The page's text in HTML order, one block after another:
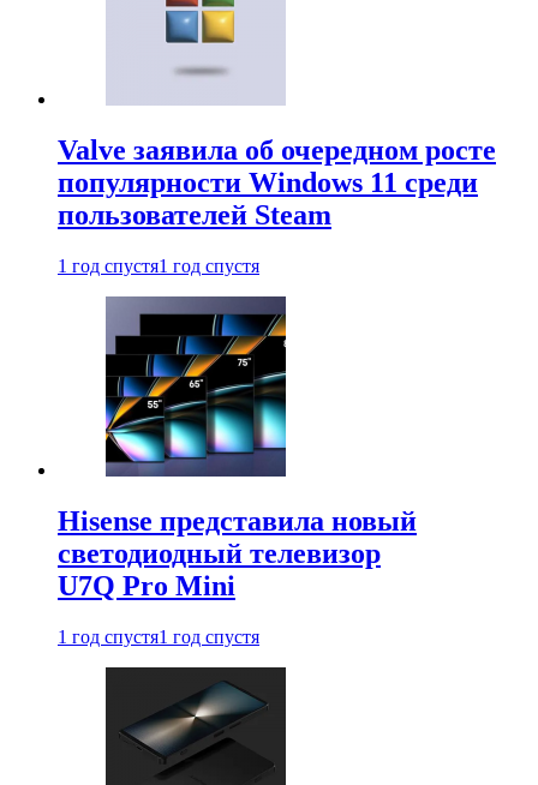
Valve заявила об очередном росте
популярности Windows 11 среди
пользователей Steam
1 год спустя1 год спустя
Hisense представила новый
светодиодный телевизор
U7Q Pro Mini
1 год спустя1 год спустя